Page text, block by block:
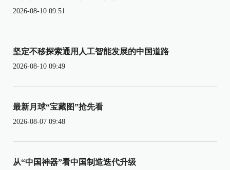
2026-08-10 09:51
坚定不移探索通用人工智能发展的中国道路
2026-08-10 09:49
最新月球“宝藏图”抢先看
2026-08-07 09:48
从“中国神器”看中国制造迭代升级